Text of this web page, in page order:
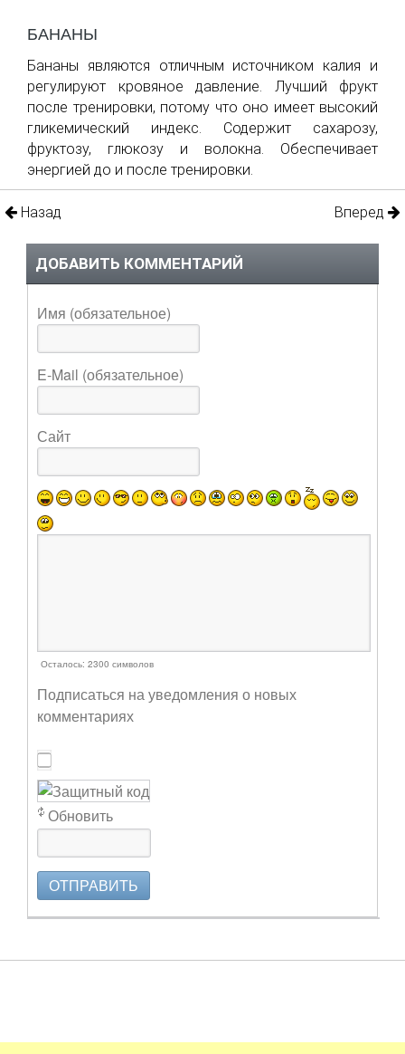
БАНАНЫ
Бананы являются отличным источником калия и
регулируют кровяное давление. Лучший фрукт
после тренировки, потому что оно имеет высокий
гликемический индекс. Содержит сахарозу,
фруктозу, глюкозу и волокна. Обеспечивает
энергией до и после тренировки.
Назад Вперед
ДОБАВИТЬ КОММЕНТАРИЙ
Имя (обязательное)
E-Mail (обязательное)
Сайт
Осталось: 2300 символов
Подписаться на уведомления о новых
комментариях
Обновить
ОТПРАВИТЬ